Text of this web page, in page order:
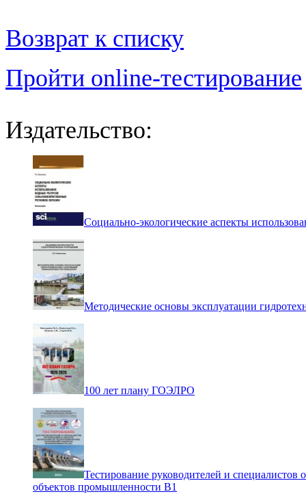
Возврат к списку
Пройти online-тестирование
Издательство:
Социально-экологические аспекты
Методические основы эксплуатации
100 лет плану ГОЭЛРО
Тестирование руководителей и специалистов
объектов промышленности В1